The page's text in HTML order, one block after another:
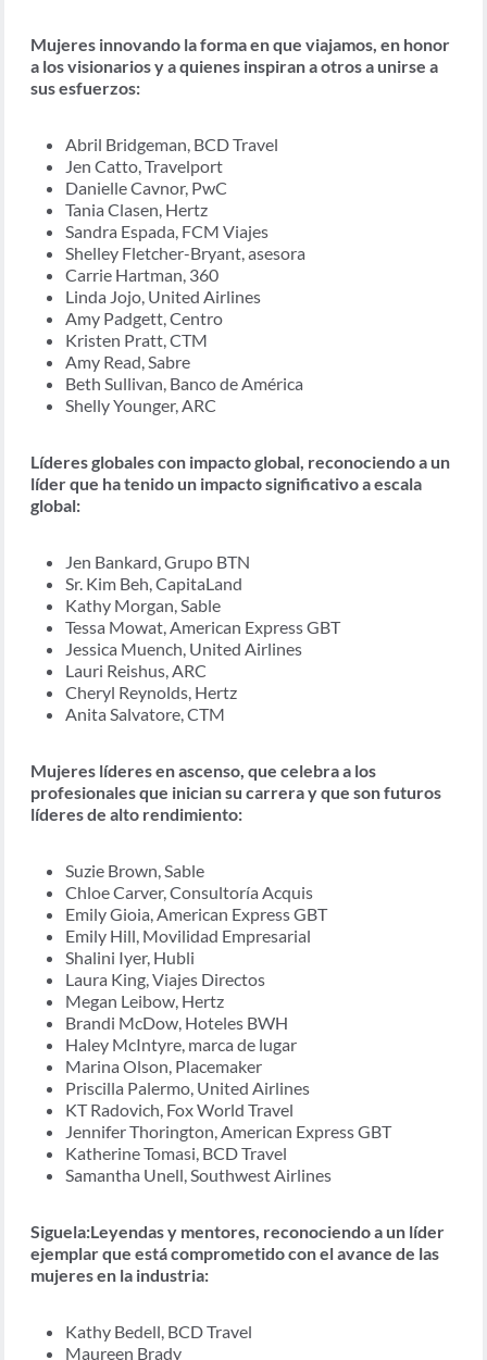
Mujeres innovando la forma en que viajamos, en honor
a los visionarios y a quienes inspiran a otros a unirse a
sus esfuerzos:
Abril Bridgeman, BCD Travel
Jen Catto, Travelport
Danielle Cavnor, PwC
Tania Clasen, Hertz
Sandra Espada, FCM Viajes
Shelley Fletcher-Bryant, asesora
Carrie Hartman, 360
Linda Jojo, United Airlines
Amy Padgett, Centro
Kristen Pratt, CTM
Amy Read, Sabre
Beth Sullivan, Banco de América
Shelly Younger, ARC
Líderes globales con impacto global, reconociendo a un
líder que ha tenido un impacto significativo a escala
global:
Jen Bankard, Grupo BTN
Sr. Kim Beh, CapitaLand
Kathy Morgan, Sable
Tessa Mowat, American Express GBT
Jessica Muench, United Airlines
Lauri Reishus, ARC
Cheryl Reynolds, Hertz
Anita Salvatore, CTM
Mujeres líderes en ascenso, que celebra a los
profesionales que inician su carrera y que son futuros
líderes de alto rendimiento:
Suzie Brown, Sable
Chloe Carver, Consultoría Acquis
Emily Gioia, American Express GBT
Emily Hill, Movilidad Empresarial
Shalini Iyer, Hubli
Laura King, Viajes Directos
Megan Leibow, Hertz
Brandi McDow, Hoteles BWH
Haley McIntyre, marca de lugar
Marina Olson, Placemaker
Priscilla Palermo, United Airlines
KT Radovich, Fox World Travel
Jennifer Thorington, American Express GBT
Katherine Tomasi, BCD Travel
Samantha Unell, Southwest Airlines
Siguela:Leyendas y mentores, reconociendo a un líder
ejemplar que está comprometido con el avance de las
mujeres en la industria:
Kathy Bedell, BCD Travel
Maureen Brady